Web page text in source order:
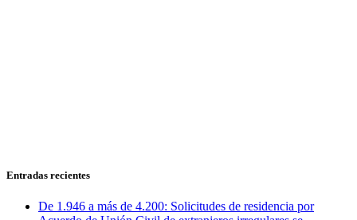
Entradas recientes
De 1.946 a más de 4.200: Solicitudes de residencia por